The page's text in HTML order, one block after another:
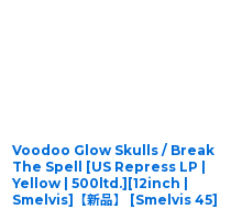
Voodoo Glow Skulls / Break
The Spell [US Repress LP |
Yellow | 500ltd.][12inch |
Smelvis]【新品】
[Smelvis 45]